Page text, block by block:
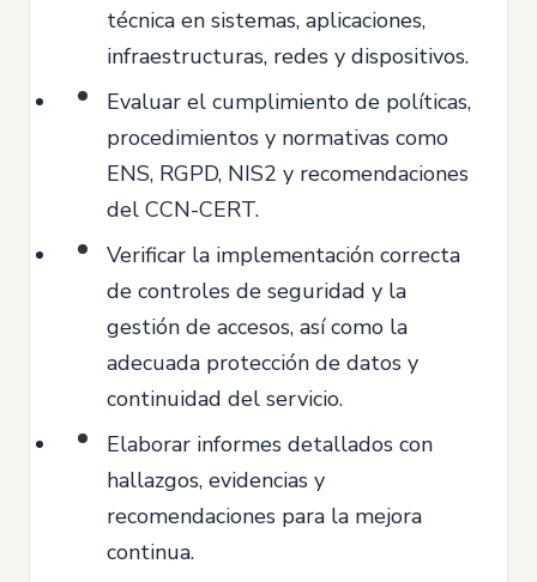
técnica en sistemas, aplicaciones,
infraestructuras, redes y dispositivos.
Evaluar el cumplimiento de políticas,
procedimientos y normativas como
ENS, RGPD, NIS2 y recomendaciones
del CCN-CERT.
Verificar la implementación correcta
de controles de seguridad y la
gestión de accesos, así como la
adecuada protección de datos y
continuidad del servicio.
Elaborar informes detallados con
hallazgos, evidencias y
recomendaciones para la mejora
continua.